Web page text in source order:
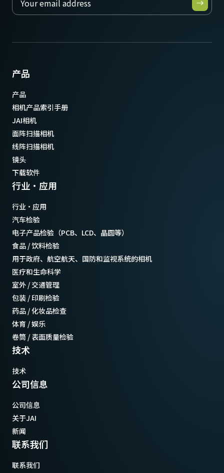
产品
产品
相机产品索引手册
JAI相机
面阵扫描相机
线阵扫描相机
镜头
下载软件
行业·应用
行业·应用
汽车检验
电子产品检验（PCB、LCD、晶圆等）
食品 / 饮料检验
用于政府、航空航天、国防和监视系统的相机
医疗和生命科学
室外 / 交通管理
包装 / 印刷检验
药品 / 化妆品检查
体育 / 娱乐
卷筒 / 表面质量检验
技术
技术
公司信息
公司信息
关于JAI
新闻
联系我们
联系我们